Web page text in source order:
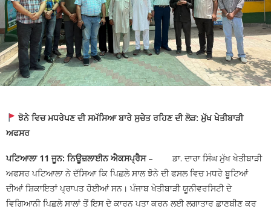
ਝੋਨੇ ਵਿਚ ਮਧਰੇਪਣ ਦੀ ਸਮੱਸਿਆ ਬਾਰੇ ਸੁਚੇਤ ਰਹਿਣ ਦੀ ਲੋੜ: ਮੁੱਖ ਖੇਤੀਬਾੜੀ
ਅਫਸਰ
ਪਟਿਆਲਾ 11 ਜੂਨ: ਨਿਊਜ਼ਲਾਈਨ ਐਕਸਪ੍ਰੈਸ– ਡਾ. ਦਾਰਾ ਸਿੰਘ ਮੁੱਖ ਖੇਤੀਬਾੜੀ
ਅਫਸਰ ਪਟਿਆਲਾ ਨੇ ਦੱਸਿਆ ਕਿ ਪਿਛਲੇ ਸਾਲ ਝੋਨੇ ਦੀ ਫਸਲ ਵਿਚ ਮਧਰੇ ਬੂਟਿਆਂ
ਦੀਆਂ ਸ਼ਿਕਾਇਤਾਂ ਪ੍ਰਾਪਤ ਹੋਈਆਂ ਸਨ। ਪੰਜਾਬ ਖੇਤੀਬਾੜੀ ਯੂਨੀਵਰਸਿਟੀ ਦੇ
ਵਿਗਿਆਨੀ ਪਿਛਲੇ ਸਾਲਾਂ ਤੋਂ ਇਸ ਦੇ ਕਾਰਨ ਪਤਾ ਕਰਨ ਲਈ ਲਗਾਤਾਰ ਛਾਣਬੀਣ ਕਰ